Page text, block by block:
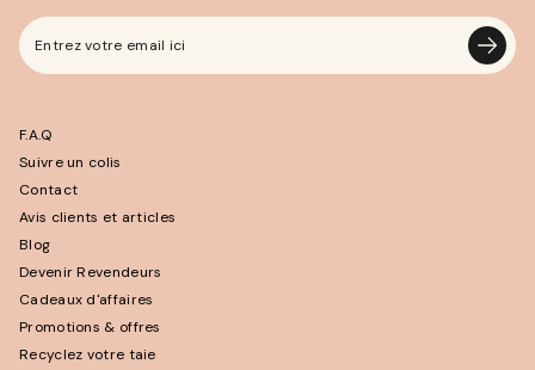
Entrez
votre
ici
F.A.Q
Suivre un colis
Contact
Avis clients et articles
Blog
Devenir Revendeurs
Cadeaux d'affaires
Promotions & offres
Recyclez votre taie